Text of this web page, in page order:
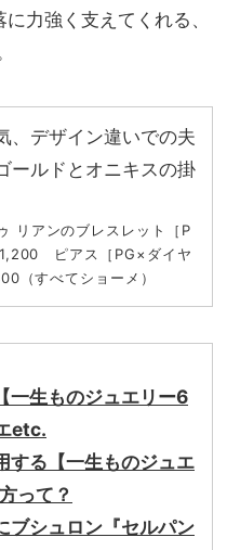
力強く支えてくれる、
、デザイン違いでの夫
ールドとオニキスの掛
リアンのブレスレット［P
ピアス［PG×ダイヤ
（すべてショーメ）
一生ものジュエリー6
etc.
する【一生ものジュエ
って？
ブシュロン『セルパン